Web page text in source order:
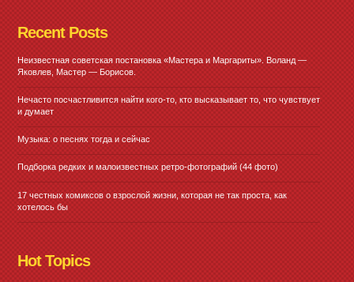
Recent Posts
Неизвестная советская постановка «Мастера и Маргариты». Воланд —
Яковлев, Мастер — Борисов.
Нечасто посчастливится найти кого-то, кто высказывает то, что чувствует
и думает
Музыка: о песнях тогда и сейчас
Подборка редких и малоизвестных ретро-фотографий (44 фото)
17 честных комиксов о взрослой жизни, которая не так проста, как
хотелось бы
Hot Topics